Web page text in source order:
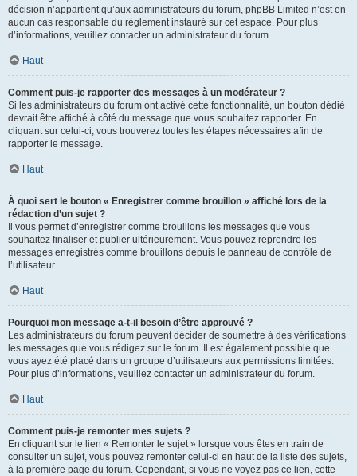
décision n’appartient qu’aux administrateurs du forum, phpBB Limited n’est en
aucun cas responsable du règlement instauré sur cet espace. Pour plus
d’informations, veuillez contacter un administrateur du forum.
Haut
Comment puis-je rapporter des messages à un modérateur ?
Si les administrateurs du forum ont activé cette fonctionnalité, un bouton dédié
devrait être affiché à côté du message que vous souhaitez rapporter. En
cliquant sur celui-ci, vous trouverez toutes les étapes nécessaires afin de
rapporter le message.
Haut
À quoi sert le bouton « Enregistrer comme brouillon » affiché lors de la
rédaction d’un sujet ?
Il vous permet d’enregistrer comme brouillons les messages que vous
souhaitez finaliser et publier ultérieurement. Vous pouvez reprendre les
messages enregistrés comme brouillons depuis le panneau de contrôle de
l’utilisateur.
Haut
Pourquoi mon message a-t-il besoin d’être approuvé ?
Les administrateurs du forum peuvent décider de soumettre à des vérifications
les messages que vous rédigez sur le forum. Il est également possible que
vous ayez été placé dans un groupe d’utilisateurs aux permissions limitées.
Pour plus d’informations, veuillez contacter un administrateur du forum.
Haut
Comment puis-je remonter mes sujets ?
En cliquant sur le lien « Remonter le sujet » lorsque vous êtes en train de
consulter un sujet, vous pouvez remonter celui-ci en haut de la liste des sujets,
à la première page du forum. Cependant, si vous ne voyez pas ce lien, cette